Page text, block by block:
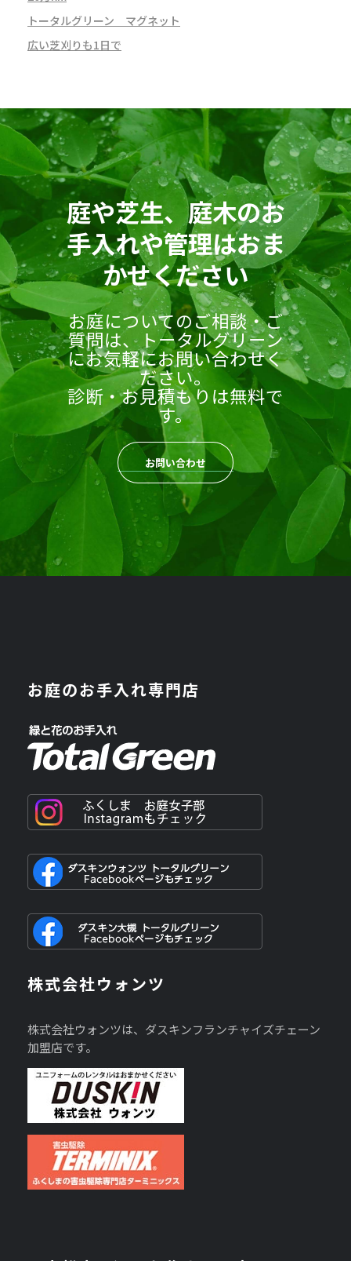
トータルグリーン マグネット
広い芝刈りも1日で
庭や芝生、庭木のお
手入れや管理はおま
かせください
お庭についてのご相談・ご
質問は、トータルグリーン
にお気軽にお問い合わせく
ださい。
診断・お見積もりは無料で
す。
お問い合わせ
お庭のお手入れ専門店
株式会社ウォンツ
株式会社ウォンツは、ダスキンフランチャイズチェーン
加盟店です。